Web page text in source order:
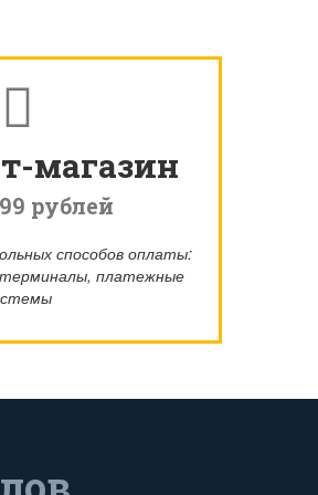
магазин
рублей
способов оплаты:
платежные